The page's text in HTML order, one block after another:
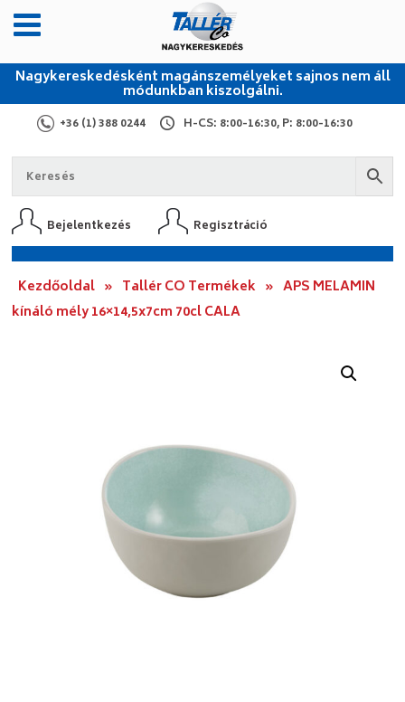
Nagykereskedésként magánszemélyeket sajnos nem áll
módunkban kiszolgálni.
+36 (1) 388 0244 H-CS: 8:00-16:30, P: 8:00-16:30
Bejelentkezés Regisztráció
Kezdőoldal » Tallér CO Termékek » APS MELAMIN
kínáló mély 16×14,5x7cm 70cl CALA